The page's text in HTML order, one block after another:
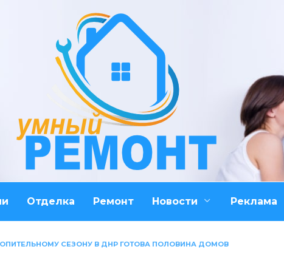
Отделка Ремонт Новости Реклама
СЕЗОНУ В ДНР ГОТОВА ПОЛОВИНА ДОМОВ